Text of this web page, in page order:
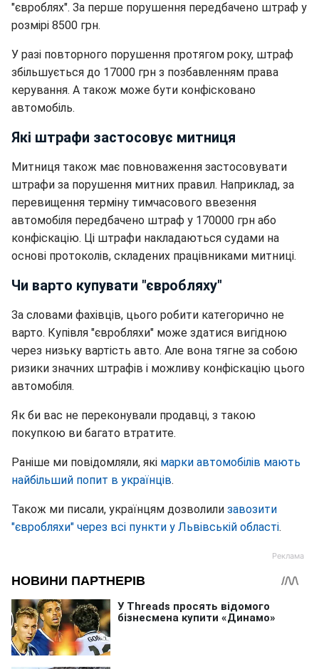
"євроблях". За перше порушення передбачено штраф у
розмірі 8500 грн.
У разі повторного порушення протягом року, штраф
збільшується до 17000 грн з позбавленням права
керування. А також може бути конфісковано
автомобіль.
Які штрафи застосовує митниця
Митниця також має повноваження застосовувати
штрафи за порушення митних правил. Наприклад, за
перевищення терміну тимчасового ввезення
автомобіля передбачено штраф у 170000 грн або
конфіскацію. Ці штрафи накладаються судами на
основі протоколів, складених працівниками митниці.
Чи варто купувати "євробляху"
За словами фахівців, цього робити категорично не
варто. Купівля "євробляхи" може здатися вигідною
через низьку вартість авто. Але вона тягне за собою
ризики значних штрафів і можливу конфіскацію цього
автомобіля.
Як би вас не переконували продавці, з такою
покупкою ви багато втратите.
Раніше ми повідомляли, які марки автомобілів мають
найбільший попит в українців.
Також ми писали, українцям дозволили завозити
"євробляхи" через всі пункти у Львівській області.